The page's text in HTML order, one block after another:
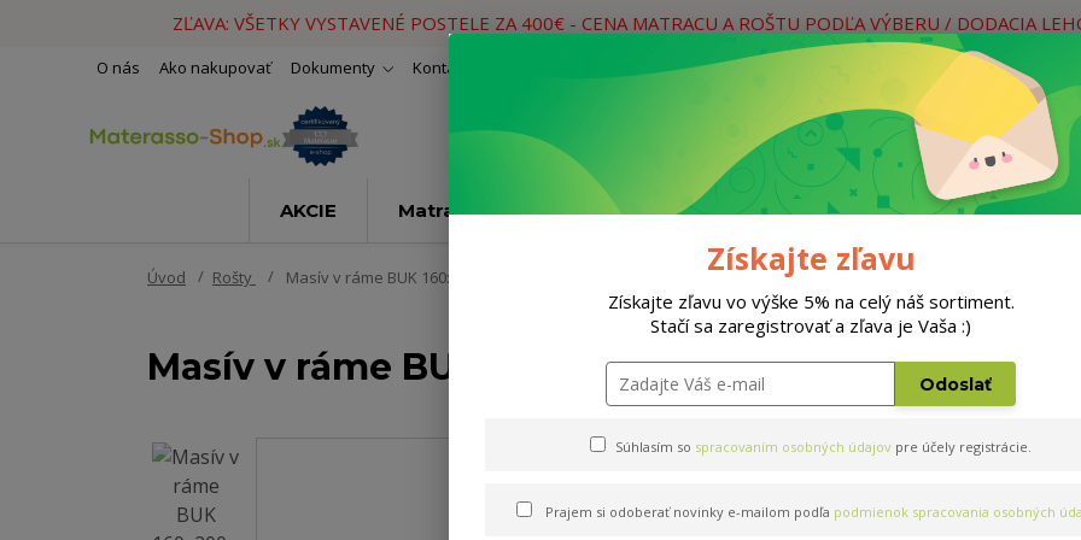
ZĽAVA: VŠETKY VYSTAVENÉ POSTELE ZA 400€ - CENA MATRACU A ROŠTU PODĽA VÝBERU / DODACIA
O nás Ako nakupovať Dokumenty Kontakty
Hľadať
Neviete si rady? Zavolajte.
AKCIE Matrace Rošty Doplnky Postele
Úvod Rošty Masív v ráme BUK 160x200cm
Masív v ráme BUK 160x200cm
Získajte zľavu
Získajte zľavu vo výške 5% na celý náš sortiment.
Stačí sa zaregistrovať a zľava je Vaša :)
Odoslať
Súhlasím so spracovaním osobných údajov pre účely registrácie.
Prajem si odoberať novinky e-mailom podľa podmienok spracovania osobných